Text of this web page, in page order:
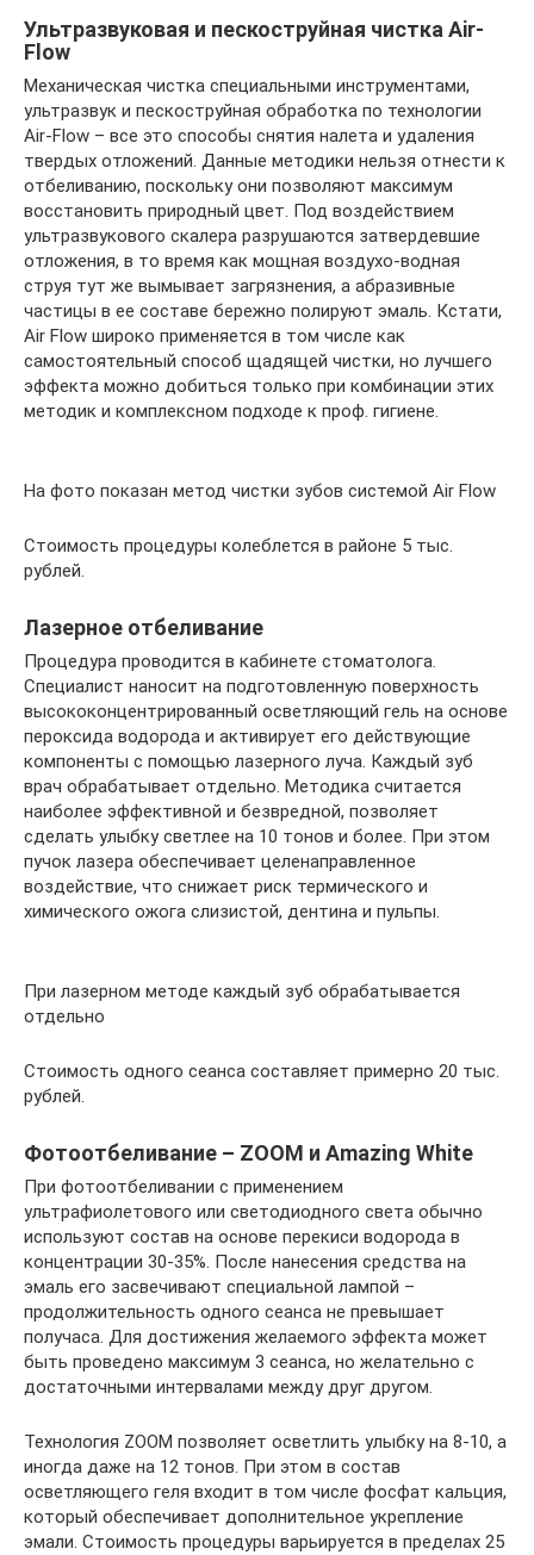
Ультразвуковая и пескоструйная чистка Air-
Flow
Механическая чистка специальными инструментами,
ультразвук и пескоструйная обработка по технологии
Air-Flow – все это способы снятия налета и удаления
твердых отложений. Данные методики нельзя отнести к
отбеливанию, поскольку они позволяют максимум
восстановить природный цвет. Под воздействием
ультразвукового скалера разрушаются затвердевшие
отложения, в то время как мощная воздухо-водная
струя тут же вымывает загрязнения, а абразивные
частицы в ее составе бережно полируют эмаль. Кстати,
Air Flow широко применяется в том числе как
самостоятельный способ щадящей чистки, но лучшего
эффекта можно добиться только при комбинации этих
методик и комплексном подходе к проф. гигиене.
На фото показан метод чистки зубов системой Air Flow
Стоимость процедуры колеблется в районе 5 тыс.
рублей.
Лазерное отбеливание
Процедура проводится в кабинете стоматолога.
Специалист наносит на подготовленную поверхность
высококонцентрированный осветляющий гель на основе
пероксида водорода и активирует его действующие
компоненты с помощью лазерного луча. Каждый зуб
врач обрабатывает отдельно. Методика считается
наиболее эффективной и безвредной, позволяет
сделать улыбку светлее на 10 тонов и более. При этом
пучок лазера обеспечивает целенаправленное
воздействие, что снижает риск термического и
химического ожога слизистой, дентина и пульпы.
При лазерном методе каждый зуб обрабатывается
отдельно
Стоимость одного сеанса составляет примерно 20 тыс.
рублей.
Фотоотбеливание – ZOOM и Amazing White
При фотоотбеливании с применением
ультрафиолетового или светодиодного света обычно
используют состав на основе перекиси водорода в
концентрации 30-35%. После нанесения средства на
эмаль его засвечивают специальной лампой –
продолжительность одного сеанса не превышает
получаса. Для достижения желаемого эффекта может
быть проведено максимум 3 сеанса, но желательно с
достаточными интервалами между друг другом.
Технология ZOOM позволяет осветлить улыбку на 8-10, а
иногда даже на 12 тонов. При этом в состав
осветляющего геля входит в том числе фосфат кальция,
который обеспечивает дополнительное укрепление
эмали. Стоимость процедуры варьируется в пределах 25